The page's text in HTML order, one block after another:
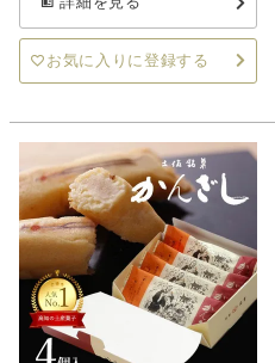
お気に入りに登録する